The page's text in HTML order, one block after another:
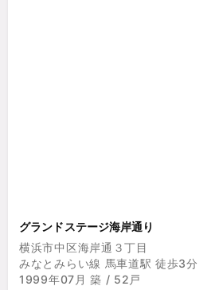
グランドステージ海岸通り
横浜市中区海岸通３丁目
みなとみらい線 馬車道駅 徒歩3分
1999年07月 築 / 52戸